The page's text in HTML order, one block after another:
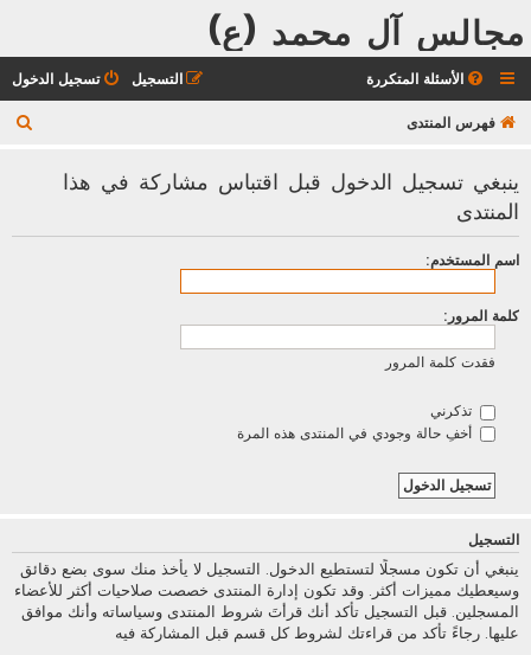
مجالس آل محمد (ع)
الأسئلة المتكررة تسجيل الدخول التسجيل
فهرس المنتدى
ينبغي تسجيل الدخول قبل اقتباس مشاركة في هذا
المنتدى
اسم المستخدم:
كلمة المرور:
فقدت كلمة المرور
تذكرني
أخفِ حالة وجودي في المنتدى هذه المرة
التسجيل
ينبغي أن تكون مسجلًا لتستطيع الدخول. التسجيل لا يأخذ منك سوى بضع دقائق
وسيعطيك مميزات أكثر. وقد تكون إدارة المنتدى خصصت صلاحيات أكثر للأعضاء
المسجلين. قبل التسجيل تأكد أنك قرأتَ شروط المنتدى وسياساته وأنك موافق
عليها. رجاءً تأكد من قراءتك لشروط كل قسم قبل المشاركة فيه